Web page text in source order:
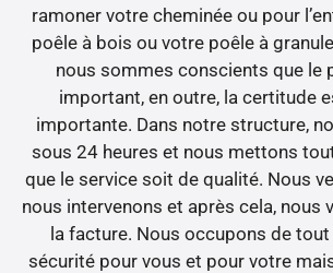
ramoner votre cheminée ou pour
poêle à bois ou votre poêle à
nous sommes conscients que le
important, en outre, la certitude
importante. Dans notre structure,
sous 24 heures et nous mettons
que le service soit de qualité. Nous
nous intervenons et après cela, nous
la facture. Nous occupons de tout
sécurité pour vous et pour votre